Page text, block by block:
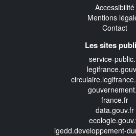
Accessibilité
Mentions
Contact
Les sites
service-
france.fr
data.gouv.fr
igedd.developpement-